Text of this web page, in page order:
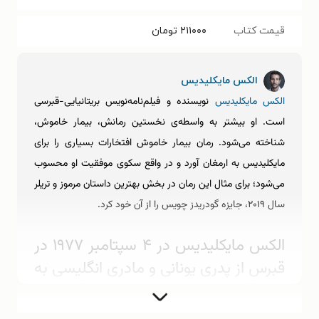
قیمت کتاب ۲۱۱۰۰۰ تومان
الکس مایکلیدیس
الکس مایکلیدیس نویسنده و فیلم‌نامه‌نویس بریتانیایی-قبرسی
است. او بیشتر به واسطه‌ی نخستین رمانش، بیمار خاموش،
شناخته می‌شود. رمان بیمار خاموش افتخارات بسیاری را برای
مایکلیدیس به ارمغان آورد و در واقع سکوی موفقیت او محسوب
می‌شود؛ برای مثال این رمان در بخش بهترین داستان مرموز و تریلر
سال ۲۰۱۹، جایزه گودریدز چویس را از آن خود کرد.
الکس مایکلیدیس در ۴ سپتامبر ۱۹۷۷ در
قبرس از پدری یونانی و مادری انگلیسی به
دنیا آمد و در همین کشور بزرگ شد.